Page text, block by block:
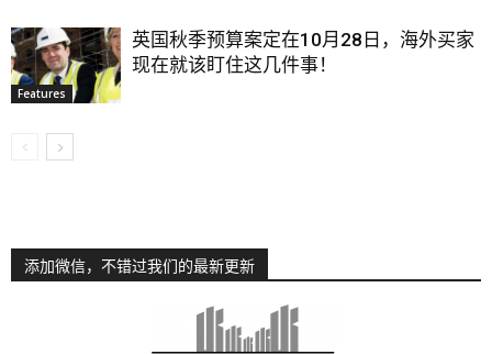
Features
英国秋季预算案定在10月28日，海外买家
现在就该盯住这几件事！
添加微信，不错过我们的最新更新